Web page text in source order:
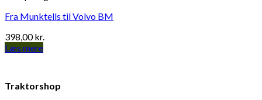
Fra Munktells til Volvo BM
398,00kr.
Læs mere
Traktorshop